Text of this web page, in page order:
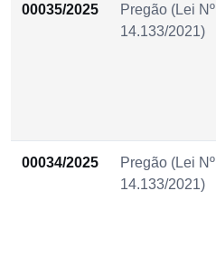
00035/2025
Pregão (Lei Nº
14.133/2021)
00034/2025
Pregão (Lei Nº
14.133/2021)